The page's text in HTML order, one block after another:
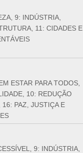
9: INDÚSTRIA,
11: CIDADES E
ESTAR PARA TODOS,
10: REDUÇÃO
16: PAZ, JUSTIÇA E
9: INDÚSTRIA,